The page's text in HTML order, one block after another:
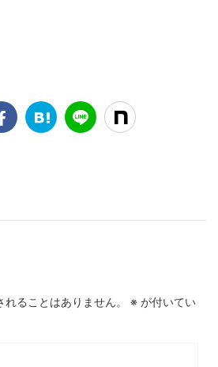
ることはありません。 ※ が付いてい